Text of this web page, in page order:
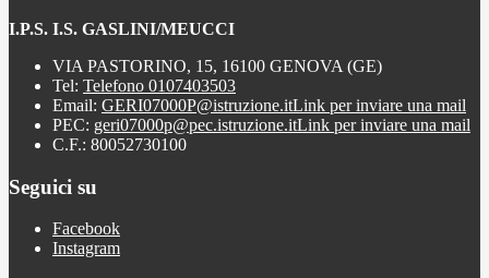
I.P.S. I.S. GASLINI/MEUCCI
VIA PASTORINO, 15, 16100 GENOVA (GE)
Tel: Telefono 0107403503
Email: GERI07000P@istruzione.itLink per inviare una mail
PEC: geri07000p@pec.istruzione.itLink per inviare una mail
C.F.: 80052730100
Seguici su
Facebook
Instagram